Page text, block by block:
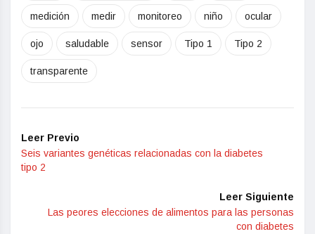
medición medir monitoreo niño ocular
ojo saludable sensor Tipo 1 Tipo 2
transparente
Leer Previo
Seis variantes genéticas relacionadas con la diabetes
tipo 2
Leer Siguiente
Las peores elecciones de alimentos para las personas
con diabetes